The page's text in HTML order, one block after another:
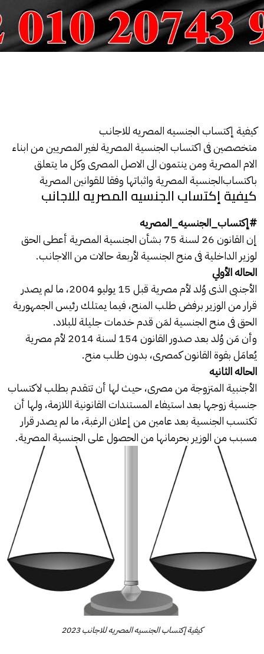
كيفية إكتساب الجنسيه المصريه للاجانب
متخصصين فىاكتساب الجنسية المصريةلغير المصريين من ابناء
الام المصرية ومن ينتمون الى الاصل المصرى وكل ما يتعلق
باكتسابالجنسية المصريةواثباتها وفقا للقوانين المصرية
كيفية إكتساب الجنسيه المصريه للاجانب
#إكتساب_الجنسيه_المصريه
إن القانون 26 لسنة 75 بشأن
الجنسية المصريةأعطى الحق
لوزير الداخلية فى منح الجنسية لأربعة حالات من االاجانب.
الحاله الأولي
الأجنبى الذى وُلد لأم مصرية قبل 15 يوليو 2004، ما لم يصدر
قرار من الوزير برفض طلب المنح، فيما يمتلك رئيس الجمهورية
الحق فى منح الجنسية لمَن قدم خدمات جليلة للبلاد.
وأن مَن وُلد بعد صدور القانون 154 لسنة 2014 لأم مصرية
يُعامَل بقوة القانون كمصرى، بدون طلب منح.
الحاله الثانيه
الأجنبية المتزوجة من مصرى، حيث لها أن تتقدم بطلب لاكتساب
جنسية زوجها بعد استيفاء المستندات القانونية اللازمة، ولها أن
تكتسب الجنسية بعد عامين من إعلان الرغبة، ما لم يصدر قرار
مسبب من الوزير بحرمانها من الحصول على الجنسية المصرية.
كيفية إكتساب الجنسيه المصريه للاجانب 2023